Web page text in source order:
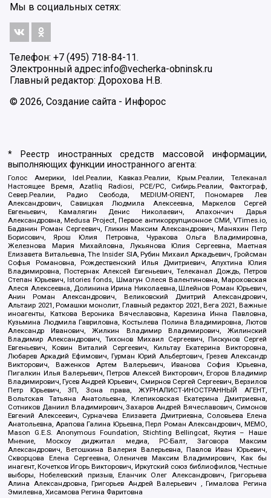
Мы в социальных сетях:
Телефон: +7 (495) 718-84-11.
Электронный адрес:info@vecherka-obninsk.ru
Главный редактор: Дорохова Н.В.
© 2026, Создание сайта - Инфорос
* Реестр иностранных средств массовой информации,
выполняющих функции иностранного агента:
Голос Америки, Idel.Реалии, Кавказ.Реалии, Крым.Реалии, Телеканал
Настоящее Время, Azatliq Radiosi, PCE/PC, Сибирь.Реалии, Фактограф,
Север.Реалии, Радио Свобода, MEDIUM-ORIENT, Пономарев Лев
Александрович, Савицкая Людмила Алексеевна, Маркелов Сергей
Евгеньевич, Камалягин Денис Николаевич, Апахончич Дарья
Александровна, Medusa Project, Первое антикоррупционное СМИ, VTimes.io,
Баданин Роман Сергеевич, Гликин Максим Александрович, Маняхин Петр
Борисович, Ярош Юлия Петровна, Чуракова Ольга Владимировна,
Железнова Мария Михайловна, Лукьянова Юлия Сергеевна, Маетная
Елизавета Витальевна, The Insider SIA, Рубин Михаил Аркадьевич, Гройсман
Софья Романовна, Рождественский Илья Дмитриевич, Апухтина Юлия
Владимировна, Постернак Алексей Евгеньевич, Телеканал Дождь, Петров
Степан Юрьевич, Istories fonds, Шмагун Олеся Валентиновна, Мароховская
Алеся Алексеевна, Долинина Ирина Николаевна, Шлейнов Роман Юрьевич,
Анин Роман Александрович, Великовский Дмитрий Александрович,
Альтаир 2021, Ромашки монолит, Главный редактор 2021, Вега 2021, Важные
иноагенты, Каткова Вероника Вячеславовна, Карезина Инна Павловна,
Кузьмина Людмила Гавриловна, Костылева Полина Владимировна, Лютов
Александр Иванович, Жилкин Владимир Владимирович, Жилинский
Владимир Александрович, Тихонов Михаил Сергеевич, Пискунов Сергей
Евгеньевич, Ковин Виталий Сергеевич, Кильтау Екатерина Викторовна,
Любарев Аркадий Ефимович, Гурман Юрий Альбертович, Грезев Александр
Викторович, Важенков Артем Валерьевич, Иванова София Юрьевна,
Пигалкин Илья Валерьевич, Петров Алексей Викторович, Егоров Владимир
Владимирович, Гусев Андрей Юрьевич, Смирнов Сергей Сергеевич, Верзилов
Петр Юрьевич, ЗП, Зона права, ЖУРНАЛИСТ-ИНОСТРАННЫЙ АГЕНТ,
Вольтская Татьяна Анатольевна, Клепиковская Екатерина Дмитриевна,
Сотников Даниил Владимирович, Захаров Андрей Вячеславович, Симонов
Евгений Алексеевич, Сурначева Елизавета Дмитриевна, Соловьева Елена
Анатольевна, Арапова Галина Юрьевна, Перл Роман Александрович, МЕМО,
Mason G.E.S. Anonymous Foundation, Stichting Bellingcat, Якутия – Наше
Мнение, Москоу диджитал медиа, РС-Балт, Заговора Максим
Александрович, Ветошкина Валерия Валерьевна, Павлов Иван Юрьевич,
Скворцова Елена Сергеевна, Оленичев Максим Владимирович, Как бы
инагент, Кочетков Игорь Викторович, Иркутский союз библиофилов, Честные
выборы, Нобелевский призыв, Еланчик Олег Александрович, Григорьева
Алина Александровна, Григорьев Андрей Валерьевич , Гималова Регина
Эмилевна, Хисамова Регина Фаритовна